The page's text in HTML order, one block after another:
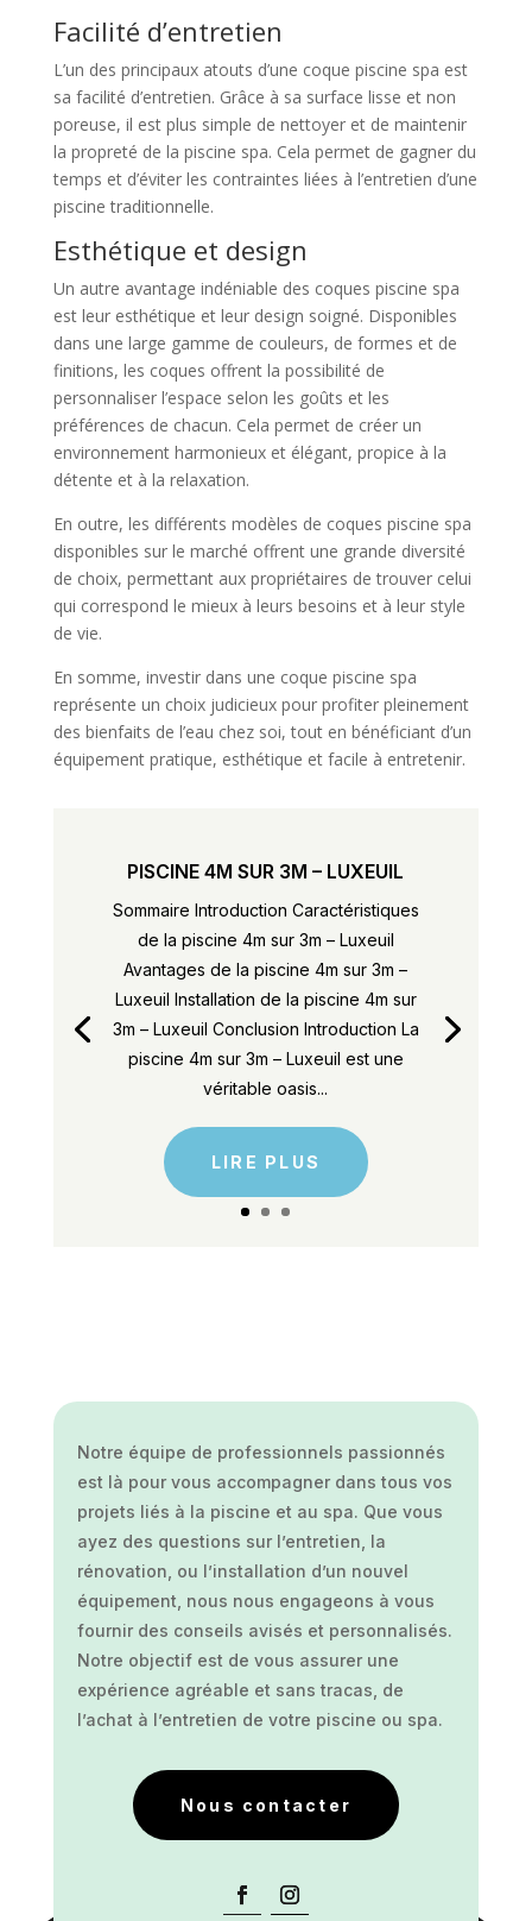
Facilité d’entretien
L’un des principaux atouts d’une coque piscine spa est
sa facilité d’entretien. Grâce à sa surface lisse et non
poreuse, il est plus simple de nettoyer et de maintenir
la propreté de la piscine spa. Cela permet de gagner du
temps et d’éviter les contraintes liées à l’entretien d’une
piscine traditionnelle.
Esthétique et design
Un autre avantage indéniable des coques piscine spa
est leur esthétique et leur design soigné. Disponibles
dans une large gamme de couleurs, de formes et de
finitions, les coques offrent la possibilité de
personnaliser l’espace selon les goûts et les
préférences de chacun. Cela permet de créer un
environnement harmonieux et élégant, propice à la
détente et à la relaxation.
En outre, les différents modèles de coques piscine spa
disponibles sur le marché offrent une grande diversité
de choix, permettant aux propriétaires de trouver celui
qui correspond le mieux à leurs besoins et à leur style
de vie.
En somme, investir dans une coque piscine spa
représente un choix judicieux pour profiter pleinement
des bienfaits de l’eau chez soi, tout en bénéficiant d’un
équipement pratique, esthétique et facile à entretenir.
PISCINE 4M SUR 3M – LUXEUIL
Sommaire Introduction Caractéristiques
de la piscine 4m sur 3m – Luxeuil
Avantages de la piscine 4m sur 3m –
Luxeuil Installation de la piscine 4m sur
3m – Luxeuil Conclusion Introduction La
piscine 4m sur 3m – Luxeuil est une
véritable oasis...
LIRE PLUS
Notre équipe de professionnels passionnés
est là pour vous accompagner dans tous vos
projets liés à la piscine et au spa. Que vous
ayez des questions sur l’entretien, la
rénovation, ou l’installation d’un nouvel
équipement, nous nous engageons à vous
fournir des conseils avisés et personnalisés.
Notre objectif est de vous assurer une
expérience agréable et sans tracas, de
l’achat à l’entretien de votre piscine ou spa.
Nous contacter